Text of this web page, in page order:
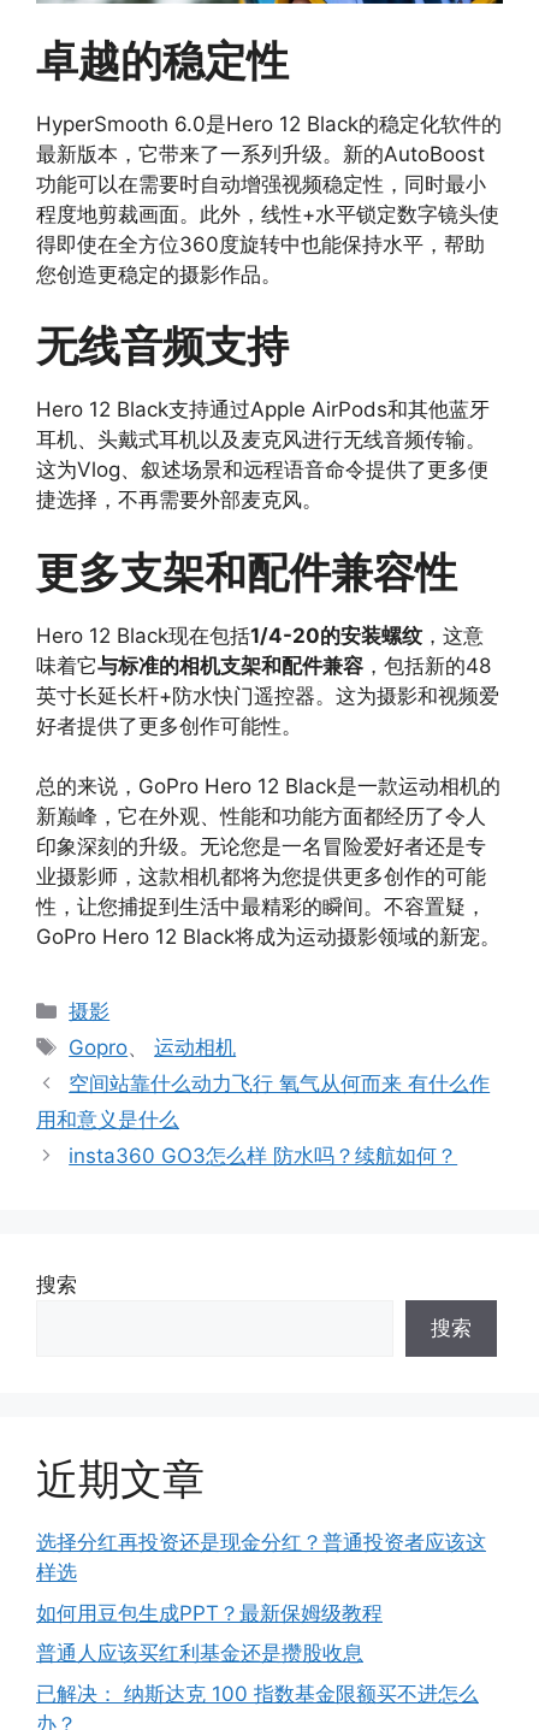
卓越的稳定性
HyperSmooth 6.0是Hero 12 Black的稳定化软件的
最新版本，它带来了一系列升级。新的AutoBoost
功能可以在需要时自动增强视频稳定性，同时最小
程度地剪裁画面。此外，线性+水平锁定数字镜头使
得即使在全方位360度旋转中也能保持水平，帮助
您创造更稳定的摄影作品。
无线音频支持
Hero 12 Black支持通过Apple AirPods和其他蓝牙
耳机、头戴式耳机以及麦克风进行无线音频传输。
这为Vlog、叙述场景和远程语音命令提供了更多便
捷选择，不再需要外部麦克风。
更多支架和配件兼容性
Hero 12 Black现在包括1/4-20的安装螺纹 ，这意
味着它与标准的相机支架和配件兼容 ，包括新的48
英寸长延长杆+防水快门遥控器。这为摄影和视频爱
好者提供了更多创作可能性。
总的来说，GoPro Hero 12 Black是一款运动相机的
新巅峰，它在外观、性能和功能方面都经历了令人
印象深刻的升级。无论您是一名冒险爱好者还是专
业摄影师，这款相机都将为您提供更多创作的可能
性，让您捕捉到生活中最精彩的瞬间。不容置疑，
GoPro Hero 12 Black将成为运动摄影领域的新宠。
分
类
摄影
标
签
Gopro、运动相机
空间站靠什么动力飞行 氧气从何而来 有什么作
用和意义是什么
insta360 GO3怎么样 防水吗？续航如何？
搜索
搜索
近期文章
选择分红再投资还是现金分红？普通投资者应该这
样选
如何用豆包生成PPT？最新保姆级教程
普通人应该买红利基金还是攒股收息
已解决： 纳斯达克 100 指数基金限额买不进怎么
办？